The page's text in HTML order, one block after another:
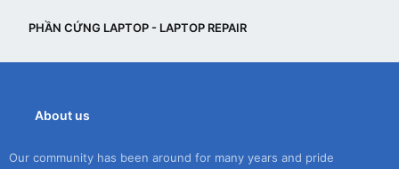
PHẦN CỨNG LAPTOP - LAPTOP REPAIR
About us
Our community has been around for many years and pride